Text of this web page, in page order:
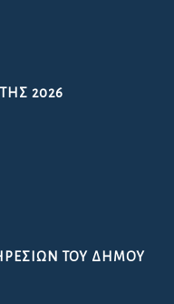
2026
ΤΟΥ ΔΉΜΟΥ